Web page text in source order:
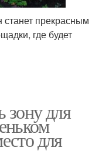
станет прекрасным
где будет
зону для
для